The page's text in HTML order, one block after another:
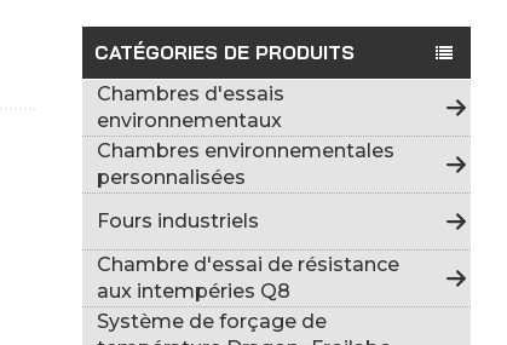
بالعربية
Indonesia
ภาษาไทย
日本語
CATÉGORIES DE PRODUITS
Chambres d'essais
environnementaux
Chambres environnementales
personnalisées
Fours industriels
Chambre d'essai de résistance
aux intempéries Q8
Système de forçage de